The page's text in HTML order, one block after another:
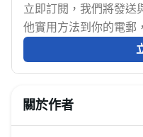
立即訂閱，我們將發送
他實用方法到你的電郵
關於作者